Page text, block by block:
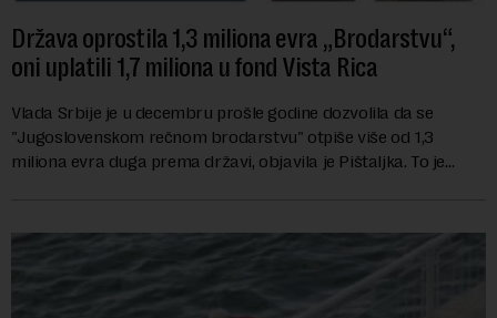
Država oprostila 1,3 miliona evra „Brodarstvu“,
oni uplatili 1,7 miliona u fond Vista Rica
Vlada Srbije je u decembru prošle godine dozvolila da se
"Jugoslovenskom rečnom brodarstvu" otpiše više od 1,3
miliona evra duga prema državi, objavila je Pištaljka. To je